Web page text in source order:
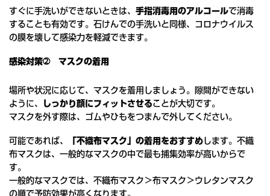
すぐに手洗いができないときは、 手指消毒用のアルコールで消毒
することも有効です。石けんでの手洗いと同様、コロナウイルス
の膜を壊して感染力を軽減できます。
感染対策➁ マスクの着用
場所や状況に応じて、マスクを着用しましょう。隙間ができない
ように、
しっかり顔にフィットさせることが大切です。
マスクを外す際は、ゴムやひもをつまんで外してください。
可能であれば、 「不織布マスク」の着用をおすすめ します。不織
布マスクは、一般的なマスクの中で最も捕集効率が高いからで
す。
一般的なマスクでは、不織布マスク＞布マスク＞ウレタンマスク
の順で予防効果が高くなります。